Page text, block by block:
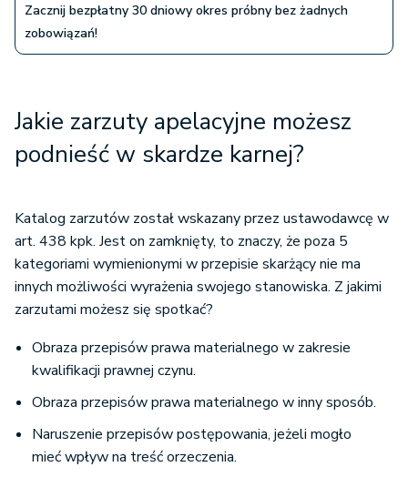
Zacznij bezpłatny 30 dniowy okres próbny bez żadnych
zobowiązań!
Jakie zarzuty apelacyjne możesz
podnieść w skardze karnej?
Katalog zarzutów został wskazany przez ustawodawcę w
art. 438 kpk. Jest on zamknięty, to znaczy, że poza 5
kategoriami wymienionymi w przepisie skarżący nie ma
innych możliwości wyrażenia swojego stanowiska. Z jakimi
zarzutami możesz się spotkać?
Obraza przepisów prawa materialnego w zakresie
kwalifikacji prawnej czynu.
Obraza przepisów prawa materialnego w inny sposób.
Naruszenie przepisów postępowania, jeżeli mogło
mieć wpływ na treść orzeczenia.